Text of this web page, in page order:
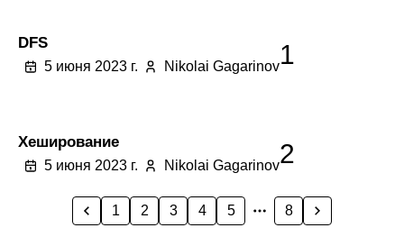
DFS
5 июня 2023 г. Nikolai Gagarinov1
Хеширование
5 июня 2023 г. Nikolai Gagarinov2
1 2 3 4 5 8